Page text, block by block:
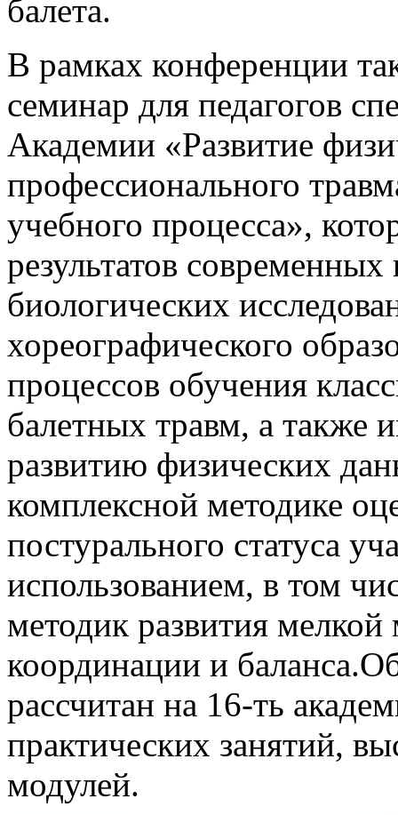
балета.
В рамках конференции
семинар для педагогов
Академии «Развитие
профессионального
учебного процесса»,
результатов
биологических
хореографического
процессов обучения
балетных травм, а также
развитию физических
комплексной методике
постурального статуса
использованием, в том
методик развития
координации и
рассчитан на 16-ть
практических занятий,
модулей.